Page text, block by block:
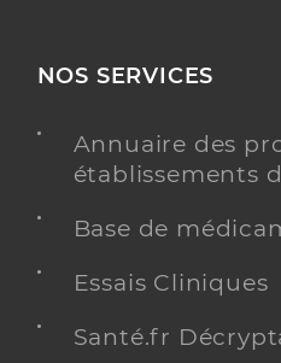
NOS SERVICES
Annuaire des
établissements
Base de
Essais Cliniques
Santé.fr